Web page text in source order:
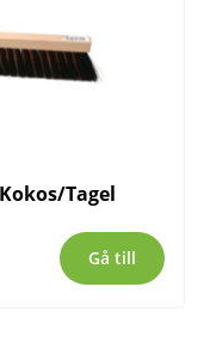
Tagel
Gå till